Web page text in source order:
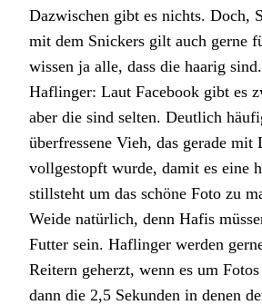
Dazwischen gibt es nichts. Doch,
mit dem Snickers gilt auch gerne
wissen ja alle, dass die haarig sind.
Haflinger: Laut Facebook gibt es
aber die sind selten. Deutlich
überfressene Vieh, das gerade mit
vollgestopft wurde, damit es eine
stillsteht um das schöne Foto zu
Weide natürlich, denn Hafis
Futter sein. Haflinger werden
Reitern geherzt, wenn es um
dann die 2,5 Sekunden in denen